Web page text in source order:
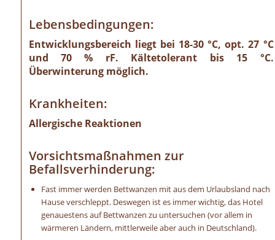
Lebensbedingungen:
Entwicklungsbereich liegt bei 18-30 °C, opt. 27 °C
und 70 % rF. Kältetolerant bis 15 °C.
Überwinterung möglich.
Krankheiten:
Allergische Reaktionen
Vorsichtsmaßnahmen zur
Befallsverhinderung:
Fast immer werden Bettwanzen mit aus dem Urlaubsland nach
Hause verschleppt. Deswegen ist es immer wichtig, das Hotel
genauestens auf Bettwanzen zu untersuchen (vor allem in
wärmeren Ländern, mittlerweile aber auch in Deutschland).